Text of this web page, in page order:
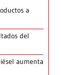
a
del
aumenta